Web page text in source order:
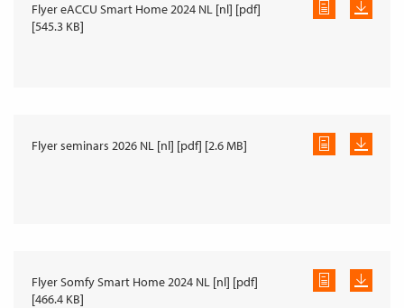
Flyer eACCU Smart Home 2024 NL [nl] [pdf]
[545.3 KB]
Flyer seminars 2026 NL [nl] [pdf] [2.6 MB]
Flyer Somfy Smart Home 2024 NL [nl] [pdf]
[466.4 KB]